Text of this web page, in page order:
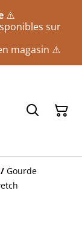
⚠️
sur
magasin ⚠️
/ Gourde